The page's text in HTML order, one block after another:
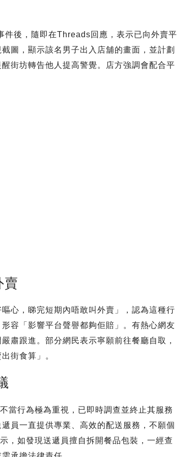
後，隨即在Threads回應，表示已向外賣平
圖，顯示該名男子出入店舖的畫面，並計劃
街坊轉告他人提高警覺。店方強調會配合平
賣
心，睇完短期內唔敢叫外賣」，認為這種行
容「影響平台聲譽都夠佢賠」。有熱心網友
肅跟進。部分網民表示寧願前往餐廳自取，
街食算」。
當行為極為重視，已即時調查並終止其服務
員一直提供專業、高效的配送服務，不願個
，如發現送遞員擅自拆開餐品包裝，一經查